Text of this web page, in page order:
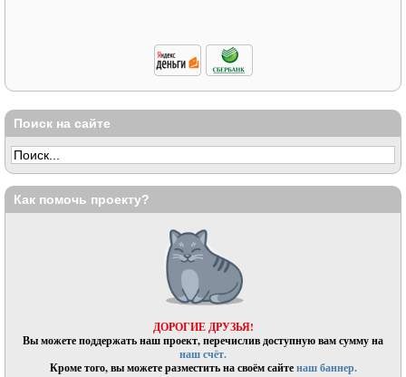
Поиск на сайте
Как помочь проекту?
ДОРОГИЕ ДРУЗЬЯ!
Вы можете поддержать наш проект, перечислив доступную вам сумму на
наш счёт.
Кроме того, вы можете разместить на своём сайтенаш баннер.